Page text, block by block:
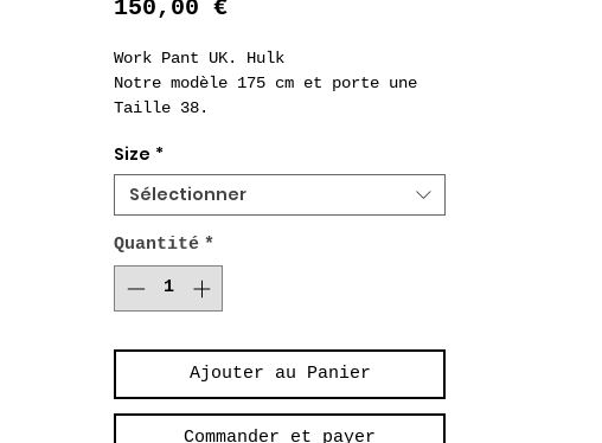
150,00 €Prix
Work Pant UK. Hulk
Notre modèle 175 cm et porte une
Taille 38.
Hulk
100% Coton Sergé.
Size *
Sélectionner
Quantité *
Ajouter au Panier
Commander et payer